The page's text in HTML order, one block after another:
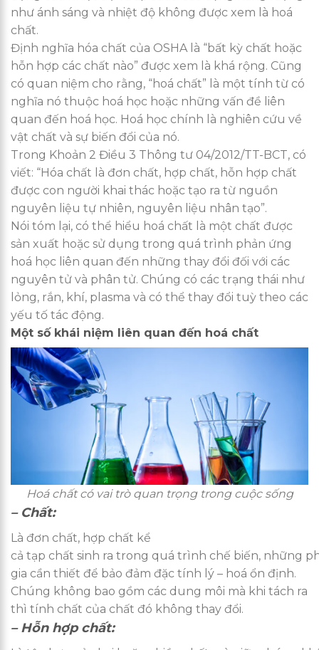
như ánh sáng và nhiệt độ không được xem là hoá
chất.
Định nghĩa hóa chất của OSHA là “bất kỳ chất hoặc
hỗn hợp các chất nào” được xem là khá rộng. Cũng
có quan niệm cho rằng, “hoá chất” là một tính từ có
nghĩa nó thuộc hoá học hoặc những vấn đề liên
quan đến hoá học. Hoá học chính là nghiên cứu về
vật chất và sự biến đổi của nó.
Trong Khoản 2 Điều 3 Thông tư 04/2012/TT-BCT, có
viết: “Hóa chất là đơn chất, hợp chất, hỗn hợp chất
được con người khai thác hoặc tạo ra từ nguồn
nguyên liệu tự nhiên, nguyên liệu nhân tạo”.
Nói tóm lại, có thể hiểu hoá chất là một chất được
sản xuất hoặc sử dụng trong quá trình phản ứng
hoá học liên quan đến những thay đổi đối với các
nguyên tử và phân tử. Chúng có các trạng thái như
lỏng, rắn, khí, plasma và có thể thay đổi tuỳ theo các
yếu tố tác động.
Một số khái niệm liên quan đến hoá chất
Hoá chất có vai trò quan trọng trong cuộc sống
– Chất:
Là đơn chất, hợp chất kể
cả tạp chất sinh ra trong quá trình chế biến, những
gia cần thiết để bảo đảm đặc tính lý – hoá ổn định.
Chúng không bao gồm các dung môi mà khi tách ra
thì tính chất của chất đó không thay đổi.
– Hỗn hợp chất: